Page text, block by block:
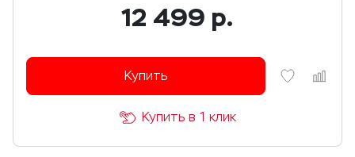
12 499 р.
Купить
Купить в 1 клик